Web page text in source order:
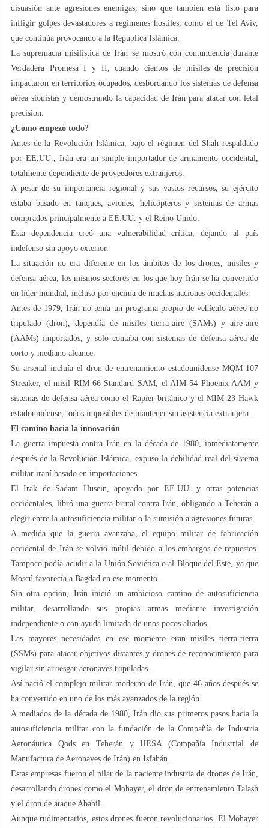
disuasión ante agresiones enemigas, sino que también está listo para
infligir golpes devastadores a regímenes hostiles, como el de Tel Aviv,
que continúa provocando a la República Islámica.
La supremacía misilística de Irán se mostró con contundencia durante
Verdadera Promesa I y II, cuando cientos de misiles de precisión
impactaron en territorios ocupados, desbordando los sistemas de defensa
aérea sionistas y demostrando la capacidad de Irán para atacar con letal
precisión.
¿Cómo empezó todo?
Antes de la Revolución Islámica, bajo el régimen del Shah respaldado
por EE.UU., Irán era un simple importador de armamento occidental,
totalmente dependiente de proveedores extranjeros.
A pesar de su importancia regional y sus vastos recursos, su ejército
estaba basado en tanques, aviones, helicópteros y sistemas de armas
comprados principalmente a EE.UU. y el Reino Unido.
Esta dependencia creó una vulnerabilidad crítica, dejando al país
indefenso sin apoyo exterior.
La situación no era diferente en los ámbitos de los drones, misiles y
defensa aérea, los mismos sectores en los que hoy Irán se ha convertido
en líder mundial, incluso por encima de muchas naciones occidentales.
Antes de 1979, Irán no tenía un programa propio de vehículo aéreo no
tripulado (dron), dependía de misiles tierra-aire (SAMs) y aire-aire
(AAMs) importados, y solo contaba con sistemas de defensa aérea de
corto y mediano alcance.
Su arsenal incluía el dron de entrenamiento estadounidense MQM-107
Streaker, el misil RIM-66 Standard SAM, el AIM-54 Phoenix AAM y
sistemas de defensa aérea como el Rapier británico y el MIM-23 Hawk
estadounidense, todos imposibles de mantener sin asistencia extranjera.
El camino hacia la innovación
La guerra impuesta contra Irán en la década de 1980, inmediatamente
después de la Revolución Islámica, expuso la debilidad real del sistema
militar iraní basado en importaciones.
El Irak de Sadam Husein, apoyado por EE.UU. y otras potencias
occidentales, libró una guerra brutal contra Irán, obligando a Teherán a
elegir entre la autosuficiencia militar o la sumisión a agresiones futuras.
A medida que la guerra avanzaba, el equipo militar de fabricación
occidental de Irán se volvió inútil debido a los embargos de repuestos.
Tampoco podía acudir a la Unión Soviética o al Bloque del Este, ya que
Moscú favorecía a Bagdad en ese momento.
Sin otra opción, Irán inició un ambicioso camino de autosuficiencia
militar, desarrollando sus propias armas mediante investigación
independiente o con ayuda limitada de unos pocos aliados.
Las mayores necesidades en ese momento eran misiles tierra-tierra
(SSMs) para atacar objetivos distantes y drones de reconocimiento para
vigilar sin arriesgar aeronaves tripuladas.
Así nació el complejo militar moderno de Irán, que 46 años después se
ha convertido en uno de los más avanzados de la región.
A mediados de la década de 1980, Irán dio sus primeros pasos hacia la
autosuficiencia militar con la fundación de la Compañía de Industria
Aeronáutica Qods en Teherán y HESA (Compañía Industrial de
Manufactura de Aeronaves de Irán) en Isfahán.
Estas empresas fueron el pilar de la naciente industria de drones de Irán,
desarrollando drones como el Mohayer, el dron de entrenamiento Talash
y el dron de ataque Ababil.
Aunque rudimentarios, estos drones fueron revolucionarios. El Mohayer